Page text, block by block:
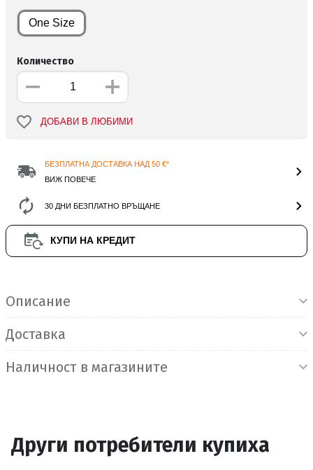
One Size
Количество
ДОБАВИ В ЛЮБИМИ
БЕЗПЛАТНА ДОСТАВКА НАД 50 €*
ВИЖ ПОВЕЧЕ
30 ДНИ БЕЗПЛАТНО ВРЪЩАНЕ
КУПИ НА КРЕДИТ
Описание
Доставка
Наличност в магазините
Други потребители купиха